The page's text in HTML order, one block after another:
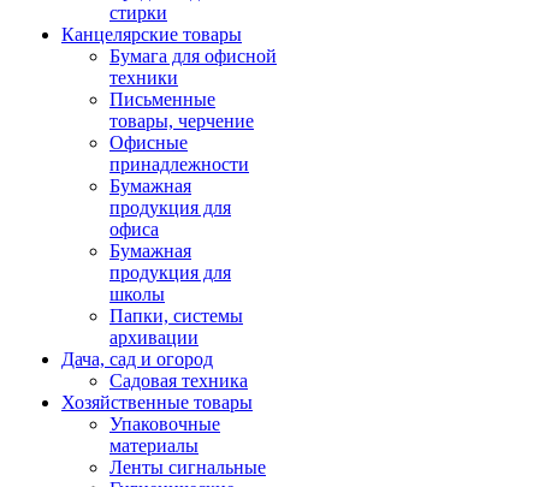
стирки
Канцелярские товары
Бумага для офисной
техники
Письменные
товары, черчение
Офисные
принадлежности
Бумажная
продукция для
офиса
Бумажная
продукция для
школы
Папки, системы
архивации
Дача, сад и огород
Садовая техника
Хозяйственные товары
Упаковочные
материалы
Ленты сигнальные